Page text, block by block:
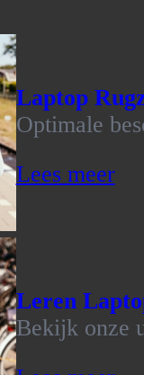
Laptop
Optimale
Lees meer
Leren
Bekijk onze